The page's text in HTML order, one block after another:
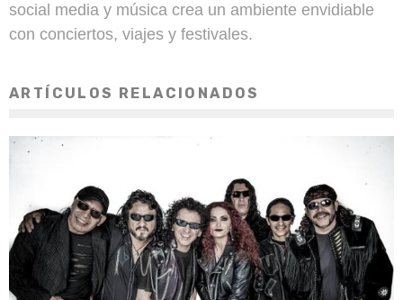
social media y música crea un ambiente envidiable
con conciertos, viajes y festivales.
ARTÍCULOS RELACIONADOS